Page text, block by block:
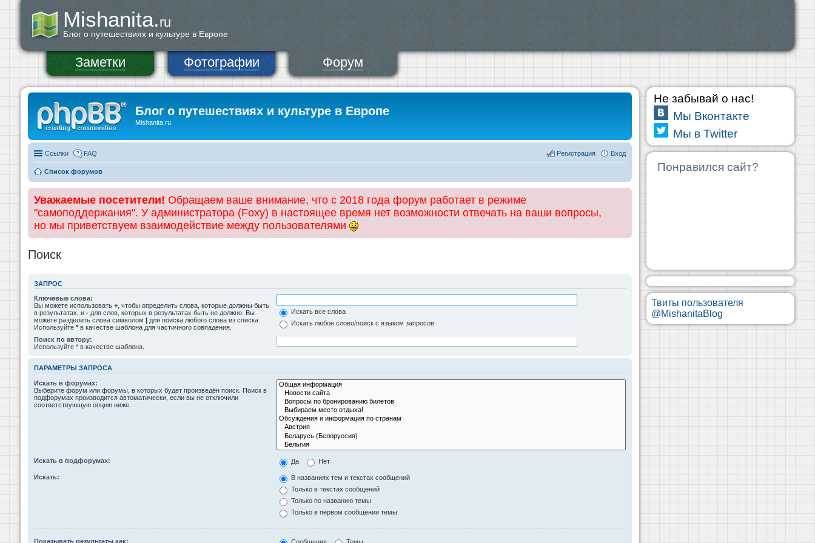
Mishanita.ru
Блог о путешествиях и культуре в Европе
Заметки Фотографии Форум
Блог о путешествиях и культуре в Европе
Mishanita.ru
Ссылки FAQ Вход
Регистрация
Список форумов
Уважаемые посетители! Обращаем ваше внимание, что с 2018 года форум работает в режиме
"самоподдержания". У администратора (Foxy) в настоящее время нет возможности отвечать на ваши вопросы,
но мы приветствуем взаимодействие между пользователями
Поиск
ЗАПРОС
Ключевые слова:
Вы можете использовать + , чтобы определить слова, которые должны быть
в результатах, и - для слов, которых в результатах быть не должно. Вы
можете разделить слова символом | для поиска любого слова из списка.
Используйте * в качестве шаблона для частичного совпадения.
Искать все слова
Искать любое слово/поиск с языком запросов
Поиск по автору:
Используйте * в качестве шаблона.
ПАРАМЕТРЫ ЗАПРОСА
Искать в форумах:
Выберите форум или форумы, в которых будет произведён поиск. Поиск в
подфорумах производится автоматически, если вы не отключили
соответствующую опцию ниже.
Искать в подфорумах: Да Нет
Искать:
В названиях тем и текстах сообщений
Только в текстах сообщений
Только по названию темы
Только в первом сообщении темы
Показывать результаты как:
Не забывай о нас!
Мы Вконтакте
Мы в Twitter
Понравился сайт?
Твиты пользователя
@MishanitaBlog